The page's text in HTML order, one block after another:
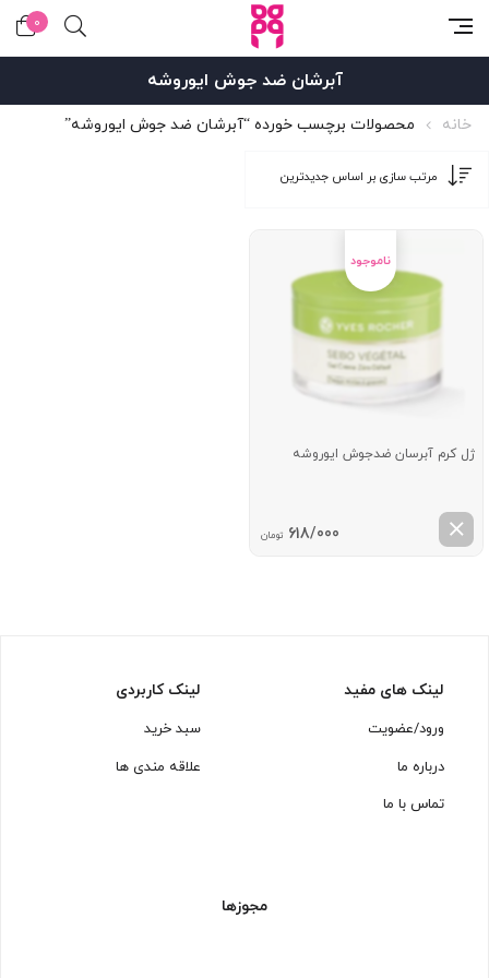
0
آبرشان ضد جوش ایوروشه
خانه محصولات برچسب خورده “آبرشان ضد جوش ایوروشه”
ژل کرم آبرسان ضدجوش ایوروشه
618/000 تومان
لینک های مفید
ورود/عضویت
درباره ما
تماس با ما
لینک کاربردی
سبد خرید
علاقه مندی ها
مجوزها